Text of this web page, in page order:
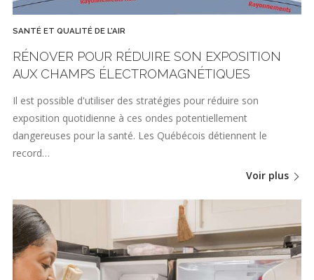
SANTÉ ET QUALITÉ DE L'AIR
RÉNOVER POUR RÉDUIRE SON EXPOSITION
AUX CHAMPS ÉLECTROMAGNÉTIQUES
Il est possible d'utiliser des stratégies pour réduire son
exposition quotidienne à ces ondes potentiellement
dangereuses pour la santé. Les Québécois détiennent le
record…
Voir plus